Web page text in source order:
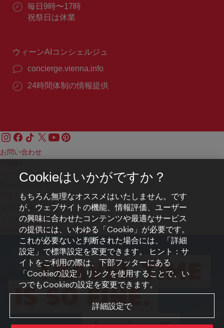
ル：
番
号：
営
業
毎日9時〜17時
祝祭日は休業
ウィーンAIコンシェルジュ
concierge.vienna.info
24時間体制の情報提供
お問い合わせ
プライバシーポリシー
アクセシビリティ
プレス連絡先
クッキーの設定
© Copyright WienTourismus
Cookieはいかがですか？
もちろん無理なオススメはいたしません。です
が、ウェブサイトの機能、情報評価、ユーザー
の興味に合わせたコンテンツや最適なサービス
の提供には、いわゆる「Cookie」が必要です。
これが必要ないと判断された場合には、「詳細
設定」で標準設定を変更できます。 ヒント：サ
イトをご利用の際は、下部フッターにある
「Cookieの設定」リンクを使用することで、い
つでもCookieの設定を変更できます。
詳細設定で